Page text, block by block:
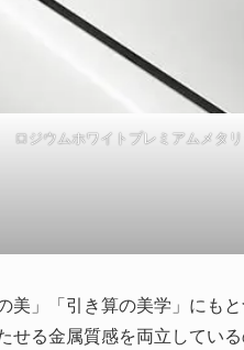
ロジウムホワイトプレミアムメタ
美」「引き算の美学」にも
せる金属質感を両立してい